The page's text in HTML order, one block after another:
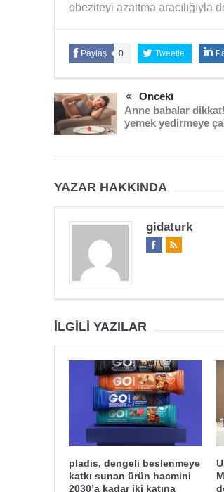
obeziteyi azaltma aracılığıyla
Paylaş 0 Tweetle
Önceki
Anne babalar
yemek yedirmeye
YAZAR HAKKINDA
gidaturk
İLGILI YAZILAR
pladis, dengeli beslenmeye
katkı sunan ürün hacmini
2030’a kadar iki katına